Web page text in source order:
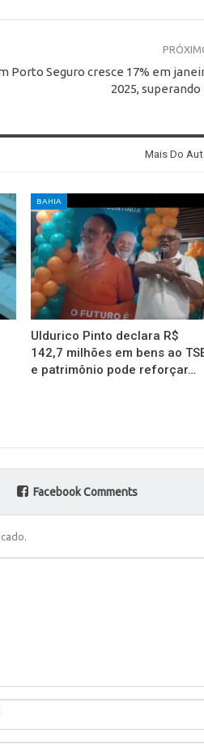
Porto Seguro cresce 17% em
2025, superando
Mais Do
BAHIA
Uldurico Pinto declara R$
142,7 milhões em bens ao
e patrimônio pode reforçar…
Facebook Comments